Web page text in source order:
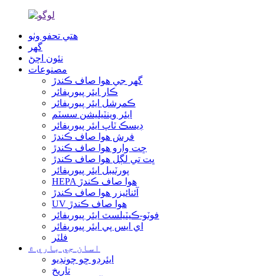
هتي تحفو وٺو
گھر
نئون اچڻ
مصنوعات
گھر جي هوا صاف ڪندڙ
ڪار ايئر پيوريفائر
ڪمرشل ايئر پيوريفائر
ايئر وينٽيليشن سسٽم
ڊيسڪ ٽاپ ايئر پيوريفائر
فرش هوا صاف ڪندڙ
ڇت وارو هوا صاف ڪندڙ
ڀت تي لڳل هوا صاف ڪندڙ
پورٽيبل ايئر پيوريفائر
HEPA هوا صاف ڪندڙ
آئنائيزر هوا صاف ڪندڙ
UV هوا صاف ڪندڙ
فوٽو-ڪيٽيلسٽ ايئر پيوريفائر
اي ايس پي ايئر پيوريفائر
فلٽر
اسان جي باري ۾
ايئرڊو ڇو چونڊيو
تاريخ